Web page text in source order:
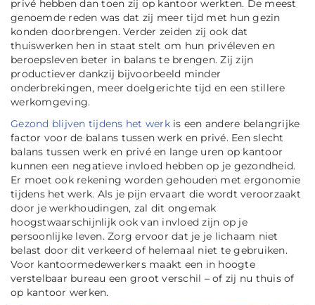
privé hebben dan toen zij op kantoor werkten. De meest
genoemde reden was dat zij meer tijd met hun gezin
konden doorbrengen. Verder zeiden zij ook dat
thuiswerken hen in staat stelt om hun privéleven en
beroepsleven beter in balans te brengen. Zij zijn
productiever dankzij bijvoorbeeld minder
onderbrekingen, meer doelgerichte tijd en een stillere
werkomgeving.
Gezond blijven tijdens het werkis een andere belangrijke
factor voor de balans tussen werk en privé. Een slecht
balans tussen werk en privé en lange uren op kantoor
kunnen een negatieve invloed hebben op je gezondheid.
Er moet ook rekening worden gehouden met ergonomie
tijdens het werk. Als je pijn ervaart die wordt veroorzaakt
door je werkhoudingen, zal dit ongemak
hoogstwaarschijnlijk ook van invloed zijn op je
persoonlijke leven. Zorg ervoor dat je je lichaam niet
belast door dit verkeerd of helemaal niet te gebruiken.
Voor kantoormedewerkers maakt een in hoogte
verstelbaar bureau een groot verschil – of zij nu thuis of
op kantoor werken.